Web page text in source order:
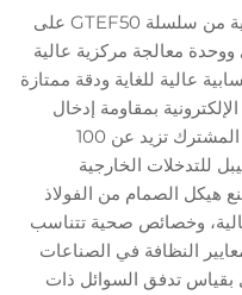
تعتمد عدادات التدفق الكهرومغناطيسية من سلسلة GTEF50 على
مركزية عالية
للغاية ودقة ممتازة
بمقاومة إدخال
عالية تبلغ 750Ω، ونسبة رفض للوضع المشترك تزيد عن 100
90 ديسيبل للتدخلات الخارجية
يُصنع هيكل الصمام من الفولاذ
صحية تتناسب
في الصناعات
تدفق السوائل ذات